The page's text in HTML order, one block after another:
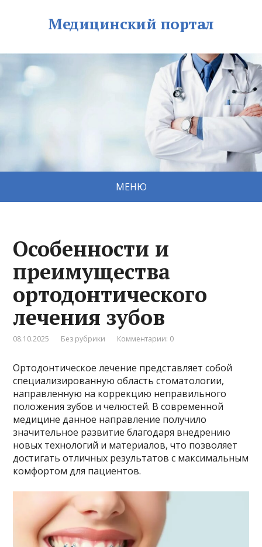
Медицинский портал
МЕНЮ
Особенности и
преимущества
ортодонтического
лечения зубов
08.10.2025 Без рубрики Комментарии: 0
Ортодонтическое лечение представляет собой
специализированную область стоматологии,
направленную на коррекцию неправильного
положения зубов и челюстей. В современной
медицине данное направление получило
значительное развитие благодаря внедрению
новых технологий и материалов, что позволяет
достигать отличных результатов с максимальным
комфортом для пациентов.